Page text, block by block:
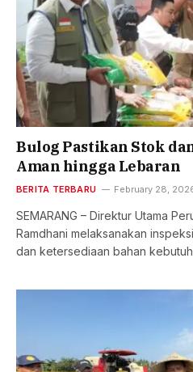
Bulog Pastikan Stok
Aman hingga Lebaran
BERITA TERBARU February 28,
SEMARANG – Direktur Utama
Ramdhani melaksanakan
dan ketersediaan bahan